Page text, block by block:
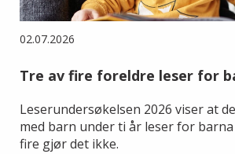
02.07.2026
Tre av fire foreldre leser for
Leserundersøkelsen 2026 viser at
med barn under ti år leser for
fire gjør det ikke.